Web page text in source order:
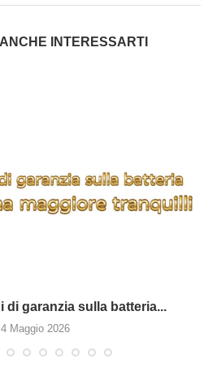
INTERESSARTI
di garanzia sulla batteria...
4 Maggio 2026